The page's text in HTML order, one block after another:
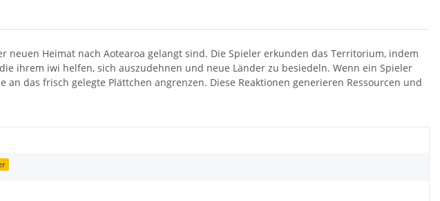
Heimat nach Aotearoa gelangt sind. Die Spieler erkunden das Territorium, indem
ihrem iwi helfen, sich auszudehnen und neue Länder zu besiedeln. Wenn ein Spieler
das frisch gelegte Plättchen angrenzen. Diese Reaktionen generieren Ressourcen und